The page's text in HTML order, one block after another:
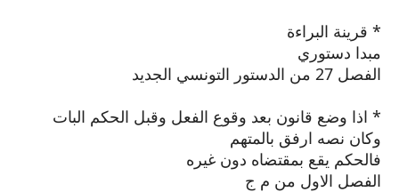
* قرينة البراءة
مبدا دستوري
الفصل 27 من الدستور التونسي الجديد
* اذا وضع قانون بعد وقوع الفعل وقبل الحكم البات
وكان نصه ارفق بالمتهم
فالحكم يقع بمقتضاه دون غيره
الفصل الاول من م ج